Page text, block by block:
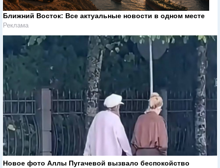
Ближний Восток: Все актуальные новости в одном месте
Реклама
Новое фото Аллы Пугачевой вызвало беспокойство